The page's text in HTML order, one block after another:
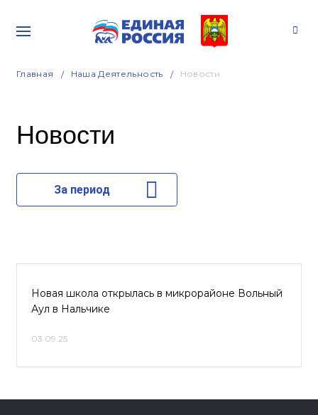
Главная Наша Деятельность Новости
Новости
За период
Новая школа открылась в микрорайоне Вольный
Аул в Нальчике
03.09.25